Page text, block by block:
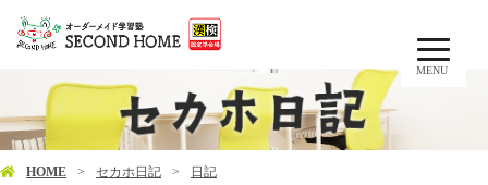
MENU
HOME セカホ日記
日記